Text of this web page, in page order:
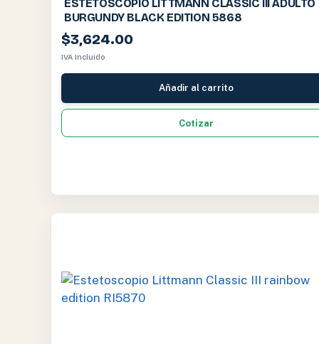
ESTETOSCOPIO LITTMANN CLASSIC III ADULTO
BURGUNDY BLACK EDITION 5868
$3,624.00
IVA Incluido
Añadir al carrito
Cotizar